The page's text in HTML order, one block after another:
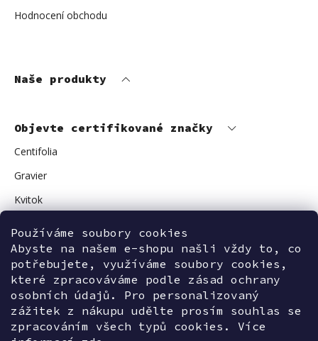
Používáme soubory cookies
Abyste na našem e-shopu našli vždy to, co
potřebujete, využíváme soubory cookies,
které zpracováváme podle zásad ochrany
osobních údajů. Pro personalizovaný
zážitek z nákupu udělte prosím souhlas se
zpracováním všech typů cookies. Více
Hodnocení obchodu
Naše produkty
Objevte certifikované značky
Centifolia
Gravier
Kvitok
Avant Skincare
Sonnentor
Kontaktujte nás